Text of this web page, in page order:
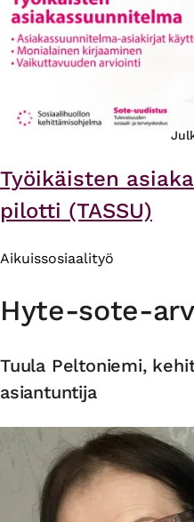
Työikäisten
pilotti (TASSU)
Aikuissosiaalityö
Hyte-sote-
Tuula Peltoniemi,
asiantuntija